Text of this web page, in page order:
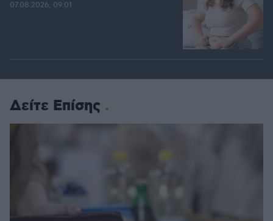
07.08.2026, 09:01
Δείτε Επίσης